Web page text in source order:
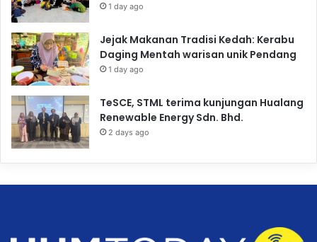
1 day ago
Jejak Makanan Tradisi Kedah: Kerabu
Daging Mentah warisan unik Pendang
1 day ago
TeSCE, STML terima kunjungan Hualang
Renewable Energy Sdn. Bhd.
2 days ago